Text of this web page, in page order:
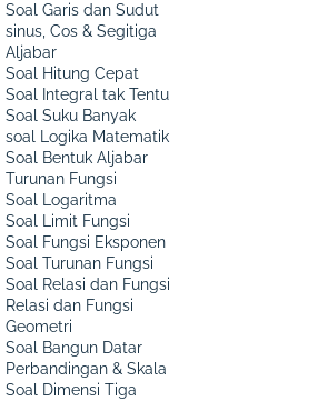
Soal Garis dan Sudut
sinus, Cos & Segitiga
Aljabar
Soal Hitung Cepat
Soal Integral tak Tentu
Soal Suku Banyak
soal Logika Matematik
Soal Bentuk Aljabar
Turunan Fungsi
Soal Logaritma
Soal Limit Fungsi
Soal Fungsi Eksponen
Soal Turunan Fungsi
Soal Relasi dan Fungsi
Relasi dan Fungsi
Geometri
Soal Bangun Datar
Perbandingan & Skala
Soal Dimensi Tiga